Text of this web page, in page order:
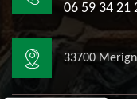
06 59 34 21
33700